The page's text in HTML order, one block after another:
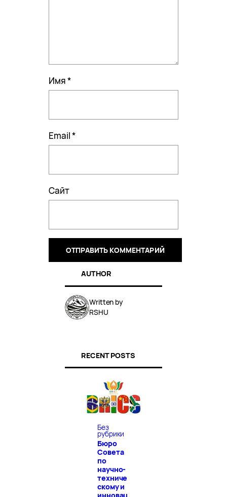
Имя*
Email*
Сайт
AUTHOR
Written by
RSHU
RECENT POSTS
Без
рубрики
Бюро
Совета
по
научно-
техниче
скому и